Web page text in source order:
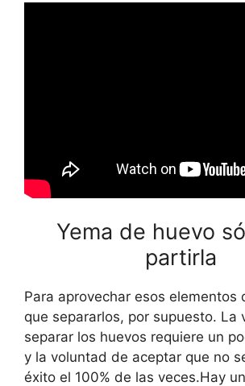
Yema de huevo
partirla
Para aprovechar esos elementos
que separarlos, por supuesto. La
separar los huevos requiere un
y la voluntad de aceptar que no
éxito el 100% de las veces.Hay